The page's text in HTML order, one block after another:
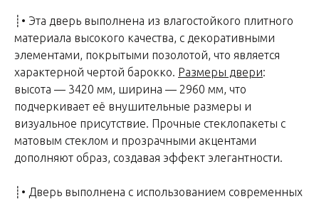
┊• Эта дверь выполнена из влагостойкого плитного
материала высокого качества, с декоративными
элементами, покрытыми позолотой, что является
характерной чертой барокко. Размеры двери:
высота — 3420 мм, ширина — 2960 мм, что
подчеркивает её внушительные размеры и
визуальное присутствие. Прочные стеклопакеты с
матовым стеклом и прозрачными акцентами
дополняют образ, создавая эффект элегантности.
┊• Дверь выполнена с использованием современных